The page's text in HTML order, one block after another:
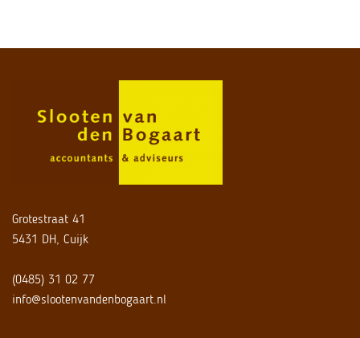
Grotestraat 41
5431 DH, Cuijk
(0485) 31 02 77
info@slootenvandenbogaart.nl